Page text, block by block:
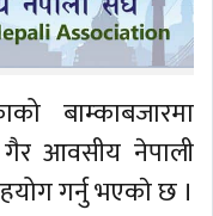
बाम्काबजारमा
आवसीय नेपाली
गर्नु भएकाे छ ।